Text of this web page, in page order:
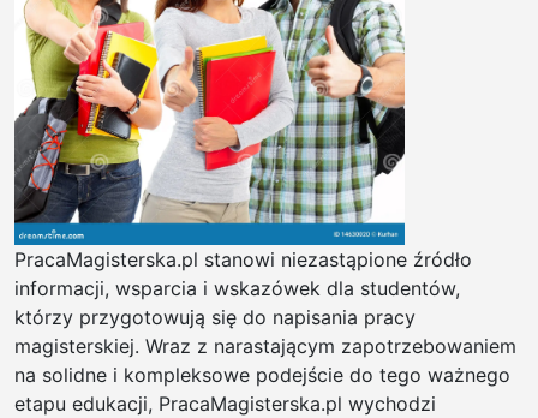
PracaMagisterska.pl stanowi niezastąpione źródło
informacji, wsparcia i wskazówek dla studentów,
którzy przygotowują się do napisania pracy
magisterskiej. Wraz z narastającym zapotrzebowaniem
na solidne i kompleksowe podejście do tego ważnego
etapu edukacji, PracaMagisterska.pl wychodzi